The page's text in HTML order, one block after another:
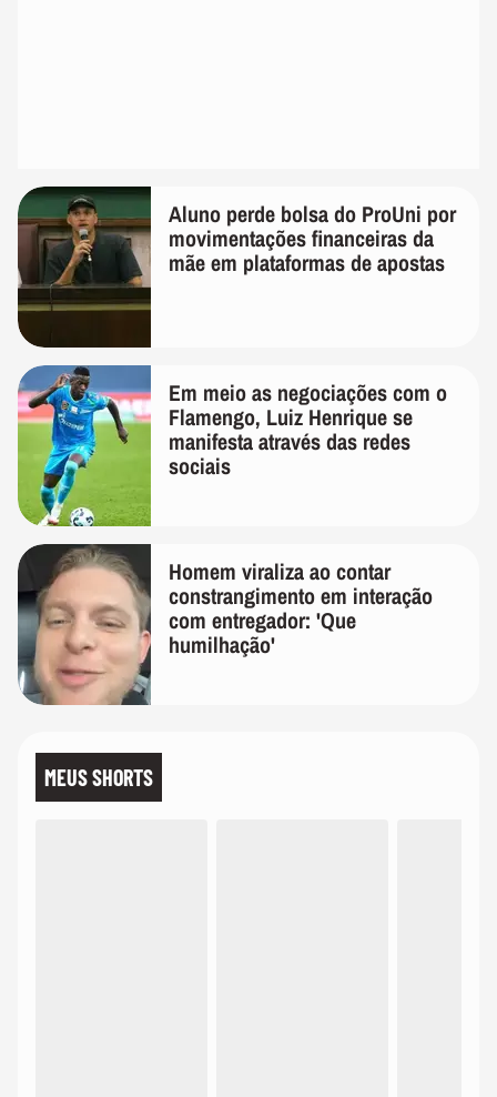
Aluno perde bolsa do ProUni por
movimentações financeiras da
mãe em plataformas de apostas
Em meio as negociações com o
Flamengo, Luiz Henrique se
manifesta através das redes
sociais
Homem viraliza ao contar
constrangimento em interação
com entregador: 'Que
humilhação'
MEUS SHORTS